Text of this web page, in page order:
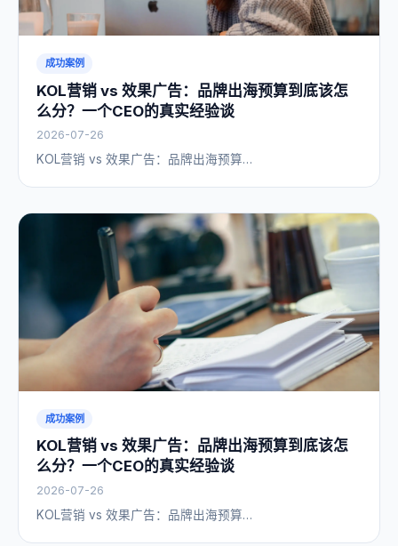
成功案例
KOL营销 vs 效果广告：品牌出海预算到底该怎
么分？一个CEO的真实经验谈
2026-07-26
KOL营销 vs 效果广告：品牌出海预算…
成功案例
KOL营销 vs 效果广告：品牌出海预算到底该怎
么分？一个CEO的真实经验谈
2026-07-26
KOL营销 vs 效果广告：品牌出海预算…